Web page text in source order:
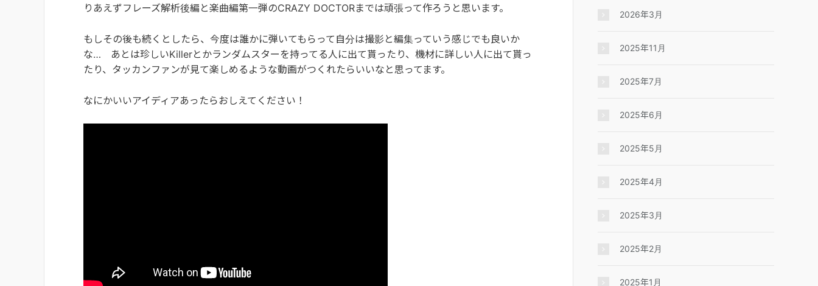
りあえずフレーズ解析後編と楽曲編第一弾のCRAZY DOCTORまでは頑張って作ろうと思います。
もしその後も続くとしたら、今度は誰かに弾いてもらって自分は撮影と編集っていう感じでも良いか
な… あとは珍しいKillerとかランダムスターを持ってる人に出て貰ったり、機材に詳しい人に出て貰っ
たり、タッカンファンが見て楽しめるような動画がつくれたらいいなと思ってます。
なにかいいアイディアあったらおしえてください！
2026年3月
2025年11月
2025年7月
2025年6月
2025年5月
2025年4月
2025年3月
2025年2月
2025年1月